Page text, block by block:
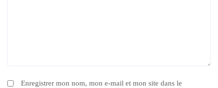
Enregistrer mon nom, mon e-mail et mon site dans le